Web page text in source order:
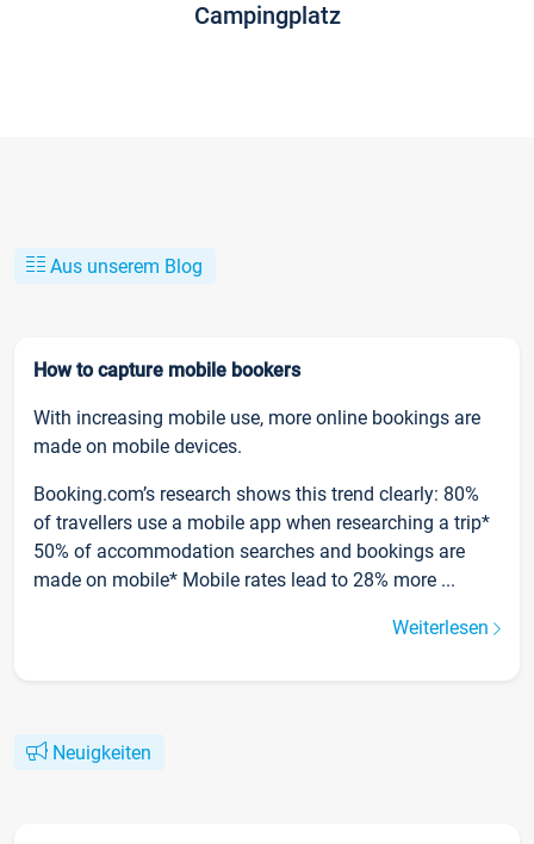
Campingplatz
Aus unserem Blog
How to capture mobile bookers
With increasing mobile use, more online bookings are
made on mobile devices.
Booking.com’s research shows this trend clearly: 80%
of travellers use a mobile app when researching a trip*
50% of accommodation searches and bookings are
made on mobile* Mobile rates lead to 28% more ...
Weiterlesen
Neuigkeiten